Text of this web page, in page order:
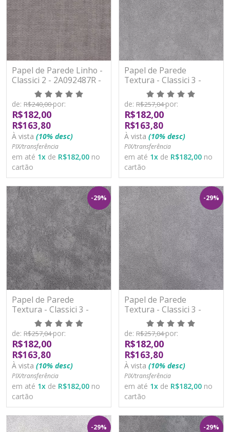
Papel de Parede Linho -
Classici 2 - 2A092487R -
Vinílico - TNT
de: R$240,00por:
R$182,00
R$163,80
À vista (10% desc)
PIX/transferência
em até 1x de R$182,00 no
cartão
Papel de Parede
Textura - Classici 3 -
3A92501R - Vinílico -
TNT
de: R$257,04por:
R$182,00
R$163,80
À vista (10% desc)
PIX/transferência
em até 1x de R$182,00 no
cartão
-29%
Papel de Parede
Textura - Classici 3 -
3A92502R - Vinílico -
TNT
de: R$257,04por:
R$182,00
R$163,80
À vista (10% desc)
PIX/transferência
em até 1x de R$182,00 no
cartão
-29%
Papel de Parede
Textura - Classici 3 -
3A92503R - Vinílico -
TNT
de: R$257,04por:
R$182,00
R$163,80
À vista (10% desc)
PIX/transferência
em até 1x de R$182,00 no
cartão
-29% -29%